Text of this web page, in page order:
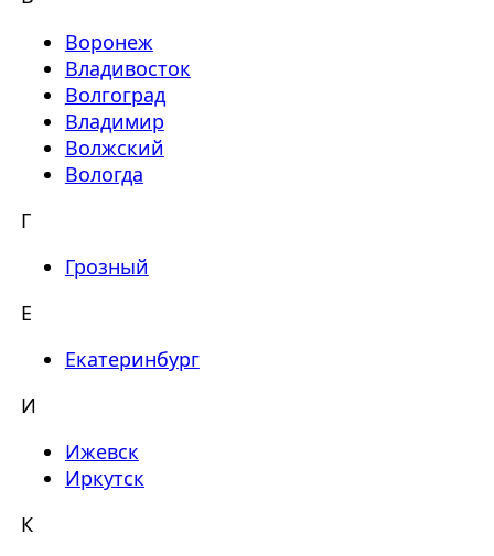
Воронеж
Владивосток
Волгоград
Владимир
Волжский
Вологда
Г
Грозный
Е
Екатеринбург
И
Ижевск
Иркутск
К